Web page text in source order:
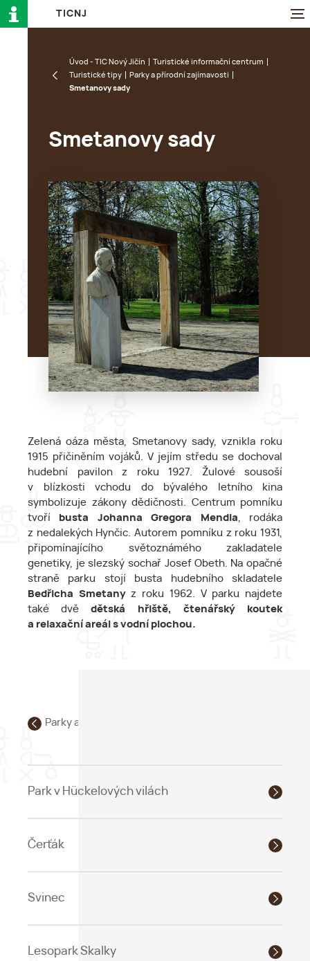
TI CN J
Úvod - TIC Nový Jičín
Turistické informační centrum
Turistické tipy
Parky a přírodní zajímavosti
Smetanovy sady
Smetanovy sady
Zelená oáza města, Smetanovy sady, vznikla roku
1915 přičiněním vojáků. V jejím středu se dochoval
hudební pavilon z roku 1927. Žulové sousoší
v blízkosti vchodu do bývalého letního kina
symbolizuje zákony dědičnosti. Centrum pomníku
tvoří
busta Johanna Gregora Mendla, rodáka
z nedalekých Hynčic. Autorem pomníku z roku 1931,
připomínajícího světoznámého zakladatele
genetiky, je slezský sochař Josef Obeth. Na opačné
straně parku stojí busta hudebního skladatele
Bedřicha Smetanyz roku 1962. V parku najdete
také dvědětská hřiště, čtenářský koutek
a relaxační areál s vodní plochou.
Parky a přírodní zajímavosti
Park v Hückelových vilách
Čerťák
Svinec
Lesopark Skalky